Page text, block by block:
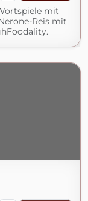
mit
Reis mit